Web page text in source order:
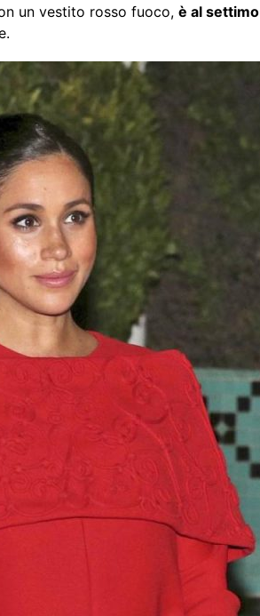
un vestito rosso fuoco, è al